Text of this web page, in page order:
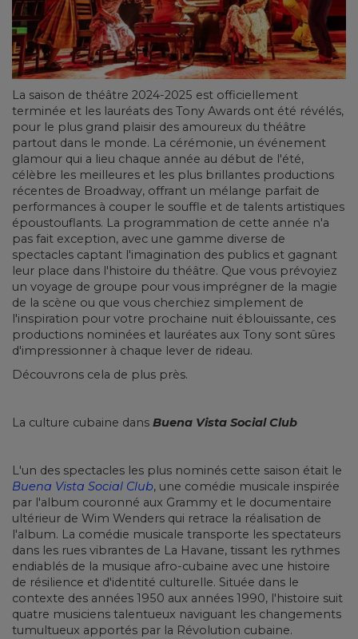
La saison de théâtre 2024-2025 est officiellement
terminée et les lauréats des Tony Awards ont été révélés,
pour le plus grand plaisir des amoureux du théâtre
partout dans le monde. La cérémonie, un événement
glamour qui a lieu chaque année au début de l'été,
célèbre les meilleures et les plus brillantes productions
récentes de Broadway, offrant un mélange parfait de
performances à couper le souffle et de talents artistiques
époustouflants. La programmation de cette année n'a
pas fait exception, avec une gamme diverse de
spectacles captant l'imagination des publics et gagnant
leur place dans l'histoire du théâtre. Que vous prévoyiez
un voyage de groupe pour vous imprégner de la magie
de la scène ou que vous cherchiez simplement de
l'inspiration pour votre prochaine nuit éblouissante, ces
productions nominées et lauréates aux Tony sont sûres
d'impressionner à chaque lever de rideau.
Découvrons cela de plus près.
La culture cubaine dans Buena Vista Social Club
L'un des spectacles les plus nominés cette saison était le
Buena Vista Social Club, une comédie musicale inspirée
par l'album couronné aux Grammy et le documentaire
ultérieur de Wim Wenders qui retrace la réalisation de
l'album. La comédie musicale transporte les spectateurs
dans les rues vibrantes de La Havane, tissant les rythmes
endiablés de la musique afro-cubaine avec une histoire
de résilience et d'identité culturelle. Située dans le
contexte des années 1950 aux années 1990, l'histoire suit
quatre musiciens talentueux naviguant les changements
tumultueux apportés par la Révolution cubaine.